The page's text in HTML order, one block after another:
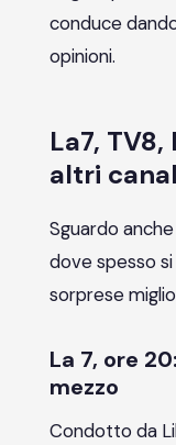
conduce
opinioni.
La7, TV8,
altri
Sguardo
dove spesso
sorprese
La 7, ore
mezzo
Condotto da